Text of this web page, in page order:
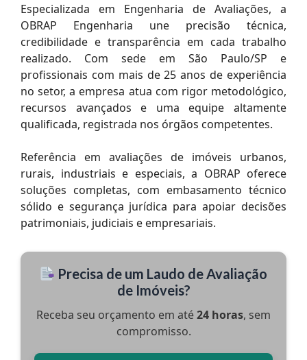
Especializada em Engenharia de Avaliações, a
OBRAP Engenharia une precisão técnica,
credibilidade e transparência em cada trabalho
realizado. Com sede em São Paulo/SP e
profissionais com mais de 25 anos de experiência
no setor, a empresa atua com rigor metodológico,
recursos avançados e uma equipe altamente
qualificada, registrada nos órgãos competentes.
Referência em avaliações de imóveis urbanos,
rurais, industriais e especiais, a OBRAP oferece
soluções completas, com embasamento técnico
sólido e segurança jurídica para apoiar decisões
patrimoniais, judiciais e empresariais.
Precisa de um Laudo de Avaliação
de Imóveis?
Receba seu orçamento em até24 horas, sem
compromisso.